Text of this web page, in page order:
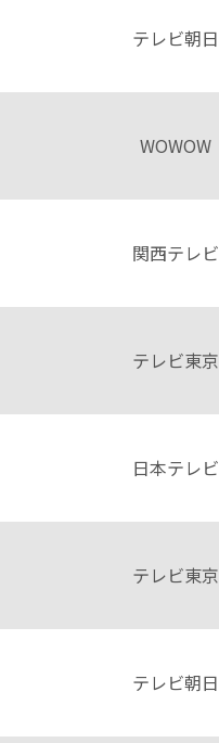
テレビ朝日
WOWOW
関西テレビ
テレビ東京
日本テレビ
テレビ東京
テレビ朝日